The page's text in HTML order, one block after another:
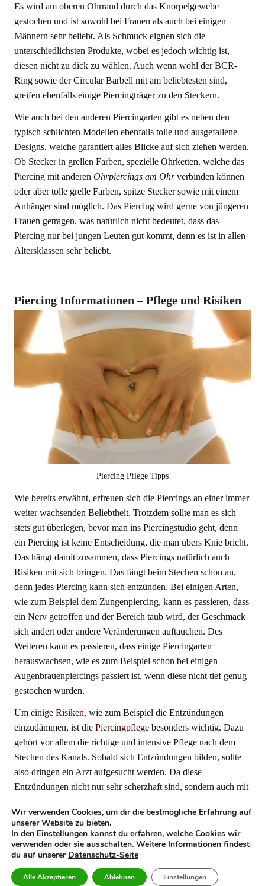
Es wird am oberen Ohrrand durch das Knorpelgewebe
gestochen und ist sowohl bei Frauen als auch bei einigen
Männern sehr beliebt. Als Schmuck eignen sich die
unterschiedlichsten Produkte, wobei es jedoch wichtig ist,
diesen nicht zu dick zu wählen. Auch wenn wohl der BCR-
Ring sowie der Circular Barbell mit am beliebtesten sind,
greifen ebenfalls einige Piercingträger zu den Steckern.
Wie auch bei den anderen Piercingarten gibt es neben den
typisch schlichten Modellen ebenfalls tolle und ausgefallene
Designs, welche garantiert alles Blicke auf sich ziehen werden.
Ob Stecker in grellen Farben, spezielle Ohrketten, welche das
Piercing mit anderen Ohrpiercings am Ohrverbinden können
oder aber tolle grelle Farben, spitze Stecker sowie mit einem
Anhänger sind möglich. Das Piercing wird gerne von jüngeren
Frauen getragen, was natürlich nicht bedeutet, dass das
Piercing nur bei jungen Leuten gut kommt, denn es ist in allen
Altersklassen sehr beliebt.
Piercing Informationen – Pflege und Risiken
Piercing Pflege Tipps
Wie bereits erwähnt, erfreuen sich die Piercings an einer immer
weiter wachsenden Beliebtheit. Trotzdem sollte man es sich
stets gut überlegen, bevor man ins Piercingstudio geht, denn
ein Piercing ist keine Entscheidung, die man übers Knie bricht.
Das hängt damit zusammen, dass Piercings natürlich auch
Risiken mit sich bringen. Das fängt beim Stechen schon an,
denn jedes Piercing kann sich entzünden. Bei einigen Arten,
wie zum Beispiel dem Zungenpiercing, kann es passieren, dass
ein Nerv getroffen und der Bereich taub wird, der Geschmack
sich ändert oder andere Veränderungen auftauchen. Des
Weiteren kann es passieren, dass einige Piercingarten
herauswachsen, wie es zum Beispiel schon bei einigen
Augenbrauenpiercings passiert ist, wenn diese nicht tief genug
gestochen wurden.
Um einige Risiken, wie zum Beispiel die Entzündungen
einzudämmen, ist die Piercingpflege besonders wichtig. Dazu
gehört vor allem die richtige und intensive Pflege nach dem
Stechen des Kanals. Sobald sich Entzündungen bilden, sollte
also dringen ein Arzt aufgesucht werden. Da diese
Entzündungen nicht nur sehr scherzhaft sind, sondern auch mit
Folgen verbunden sind.
Impressum
Datenschutz
Wir verwenden Cookies, um dir die bestmögliche Erfahrung auf
unserer Website zu bieten.
In den Einstellungen kannst du erfahren, welche Cookies wir
verwenden oder sie ausschalten. Weitere Informationen findest
du auf unserer Datenschutz-Seite
Alle Akzeptieren Ablehnen Einstellungen